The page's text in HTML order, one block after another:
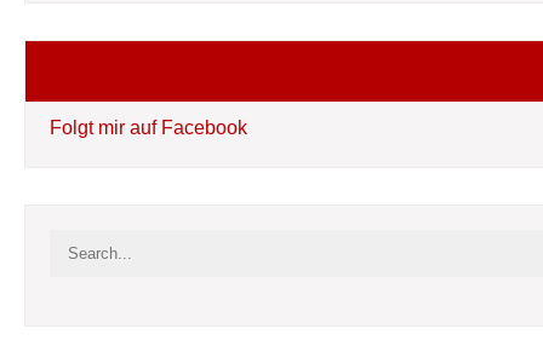
Folgt mir auf Facebook